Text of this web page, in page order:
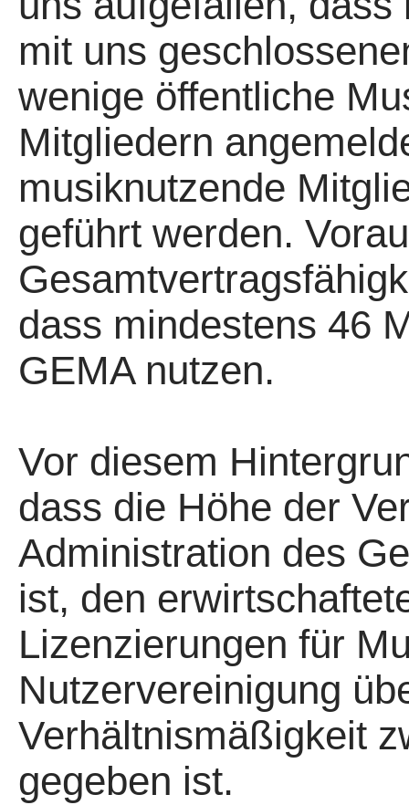
mit uns
wenige öffentliche
Mitgliedern
musiknutzende
geführt werden.
dass mindestens 46
GEMA nutzen.
Vor diesem
dass die Höhe der
Administration des
ist, den
Lizenzierungen für
Nutzervereinigung
Verhältnismäßigkeit
gegeben ist.